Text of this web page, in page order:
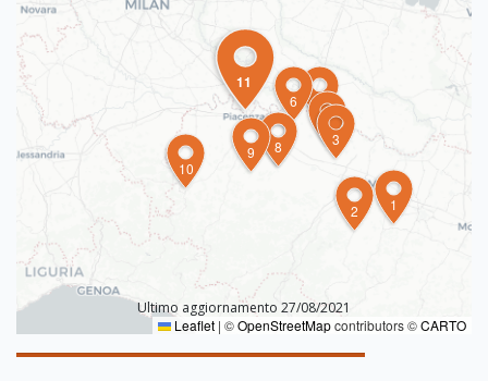
1
2
3
4
5
6
7
8
9
10
11
Leaflet | ©OpenStreetMapcontributors ©CARTO
Ultimo aggiornamento 27/08/2021